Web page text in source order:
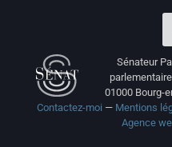
Sénateur
01000 Bourg-
Contactez-moi — Mentions
Agence